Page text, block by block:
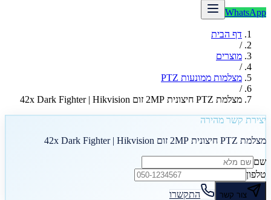
WhatsApp
דף הבית
/
מוצרים
/
מצלמות ממונעות PTZ
/
מצלמת PTZ חיצונית 2MP זום 42x Dark Fighter | Hikvision
יצירת קשר מהירה
מצלמת PTZ חיצונית 2MP זום 42x Dark Fighter | Hikvision
שם
טלפון
צור קשר
התקשרו